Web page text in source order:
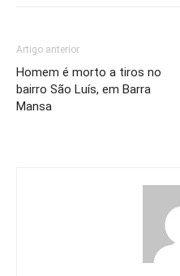
Artigo anterior
Homem é morto a tiros no
bairro São Luís, em Barra
Mansa